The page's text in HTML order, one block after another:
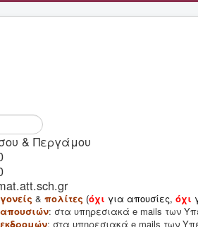
& Περγάμου
γονείς & πολίτες (όχι για απουσίες, όχι
απουσιών: στα υπηρεσιακά e mails των
εκδρομών: στα υπηρεσιακά e mails των